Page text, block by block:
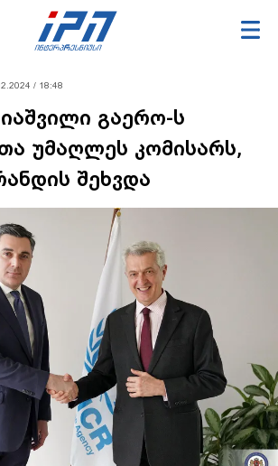
/ 18:48
გაერო-ს
უმაღლეს კომისარს,
შეხვდა